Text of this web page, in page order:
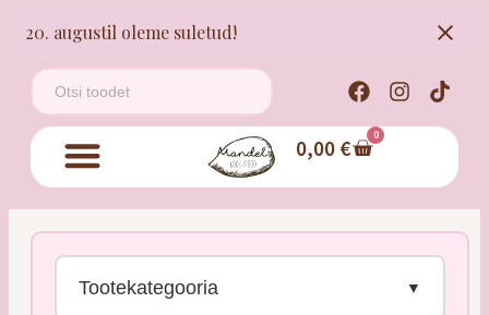
20. augustil oleme suletud!
0,00 € 0
Tootekategooria